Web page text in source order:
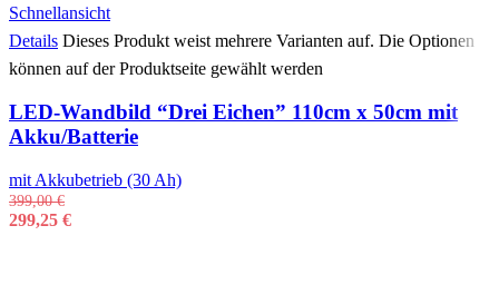
Schnellansicht
Details Dieses Produkt weist mehrere Varianten auf. Die Optionen
können auf der Produktseite gewählt werden
LED-Wandbild “Drei Eichen” 110cm x 50cm mit
Akku/Batterie
mit Akkubetrieb (30 Ah)
399,00€
299,25 €